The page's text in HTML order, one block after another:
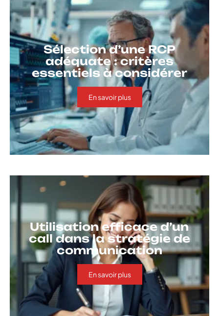
Sélection d’une RCP
adéquate : critères
essentiels à considérer
En savoir plus
Utilisation efficace d’un
call dans la stratégie de
communication
En savoir plus